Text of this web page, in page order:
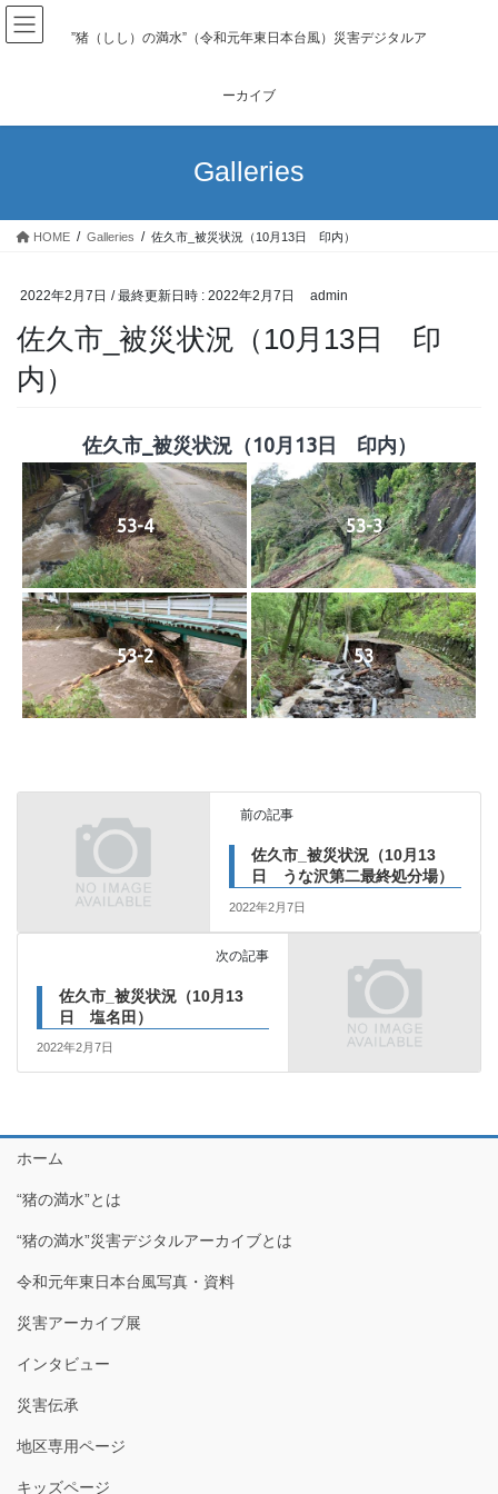
コ
ン
へ
プ
ナ
ビ
ョ
動
”猪（しし）の満水”（令和元年東日本台風）災害デジタルア
ーカイブ
Galleries
HOME Galleries 佐久市_被災状況（10月13日 印内）
2022年2月7日 / 最終更新日時 : 2022年2月7日 admin
佐久市_被災状況（10月13日 印
内）
佐久市_被災状況（10月13日 印内）
53-4 53-3
53-2 53
前の記事
佐久市_被災状況（10月13
日 うな沢第二最終処分場）
2022年2月7日
次の記事
佐久市_被災状況（10月13
日 塩名田）
2022年2月7日
ホーム
“猪の満水”とは
“猪の満水”災害デジタルアーカイブとは
令和元年東日本台風写真・資料
災害アーカイブ展
インタビュー
災害伝承
地区専用ページ
キッズページ